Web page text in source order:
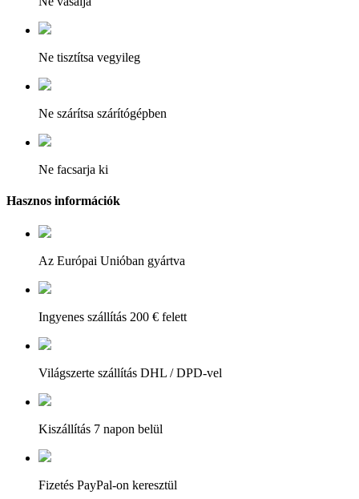
Ne tisztítsa vegyileg
Ne szárítsa szárítógépben
Ne facsarja ki
Hasznos információk
Az Európai Unióban gyártva
Ingyenes szállítás 200 € felett
Világszerte szállítás DHL / DPD-vel
Kiszállítás 7 napon belül
Fizetés PayPal-on keresztül